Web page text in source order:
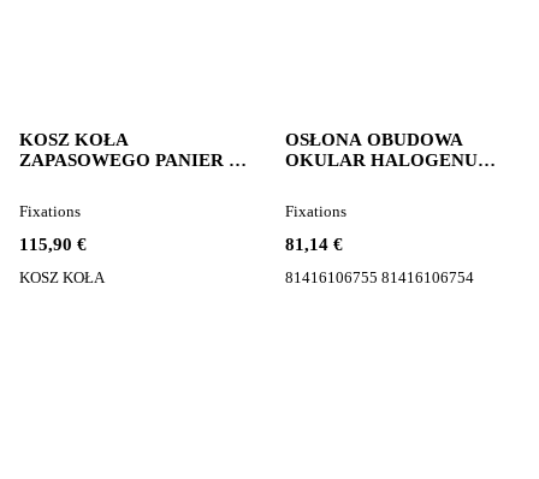
KOSZ KOŁA
ZAPASOWEGO PANIER DE
115,90 €
Fixations
KOSZ KOŁA
OSŁONA OBUDOWA
OKULAR HALOGENU
81,14 €
Fixations
81416106755 81416106754